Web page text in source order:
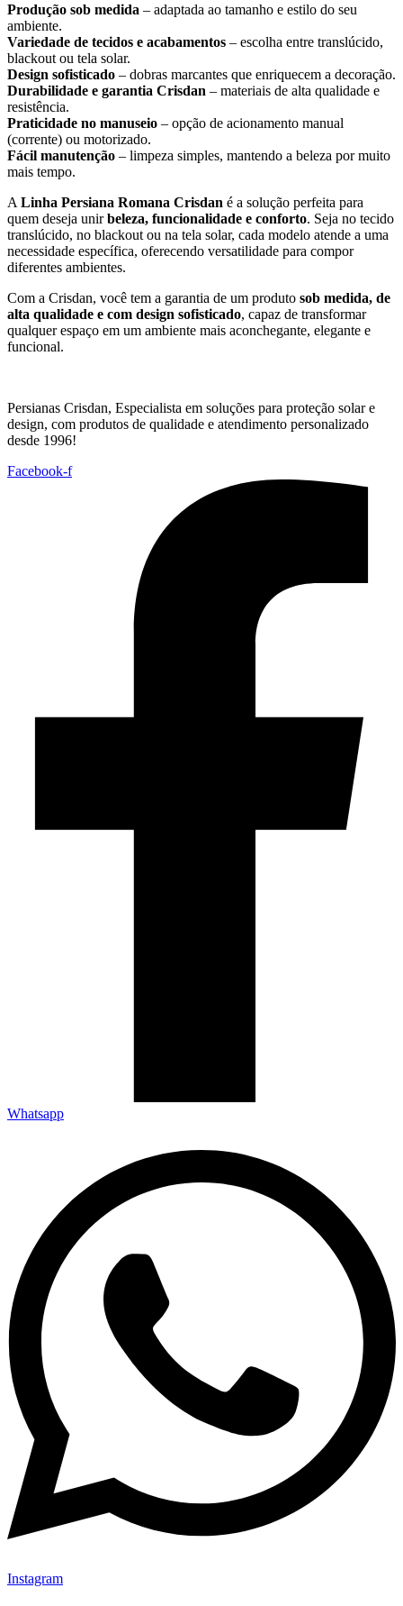
Produção sob medida – adaptada ao tamanho e estilo do seu
ambiente.
Variedade de tecidos e acabamentos – escolha entre translúcido,
blackout ou tela solar.
Design sofisticado – dobras marcantes que enriquecem a decoração.
Durabilidade e garantia Crisdan – materiais de alta qualidade e
resistência.
Praticidade no manuseio – opção de acionamento manual
(corrente) ou motorizado.
Fácil manutenção – limpeza simples, mantendo a beleza por muito
mais tempo.
A Linha Persiana Romana Crisdan é a solução perfeita para
quem deseja unirbeleza, funcionalidade e conforto. Seja no tecido
translúcido, no blackout ou na tela solar, cada modelo atende a uma
necessidade específica, oferecendo versatilidade para compor
diferentes ambientes.
Com a Crisdan, você tem a garantia de um produto sob medida, de
alta qualidade e com design sofisticado, capaz de transformar
qualquer espaço em um ambiente mais aconchegante, elegante e
funcional.
Persianas Crisdan, Especialista em soluções para proteção solar e
design, com produtos de qualidade e atendimento personalizado
desde 1996!
Facebook-f
Whatsapp
Instagram